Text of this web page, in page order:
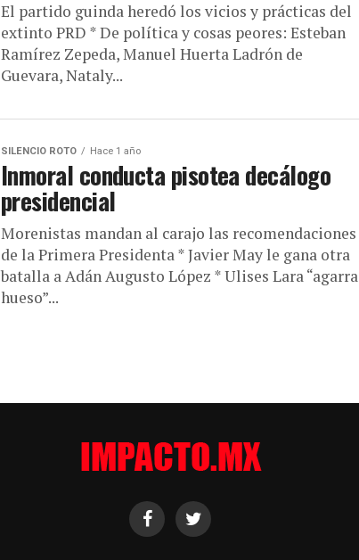
El partido guinda heredó los vicios y prácticas del
extinto PRD * De política y cosas peores: Esteban
Ramírez Zepeda, Manuel Huerta Ladrón de
Guevara, Nataly...
SILENCIO ROTO Hace 1 año
Inmoral conducta pisotea decálogo
presidencial
Morenistas mandan al carajo las recomendaciones
de la Primera Presidenta * Javier May le gana otra
batalla a Adán Augusto López * Ulises Lara “agarra
hueso”...